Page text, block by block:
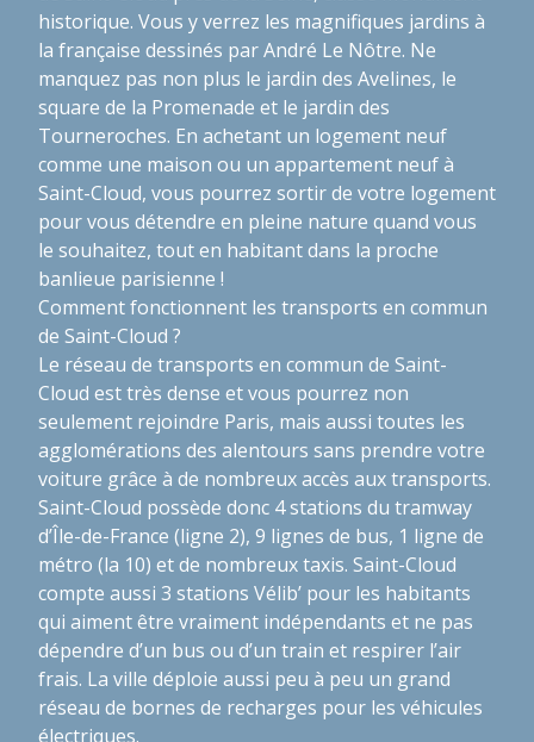
historique. Vous y verrez les magnifiques jardins à
la française dessinés par André Le Nôtre. Ne
manquez pas non plus le jardin des Avelines, le
square de la Promenade et le jardin des
Tourneroches. En achetant un logement neuf
comme une maison ou un appartement neuf à
Saint-Cloud, vous pourrez sortir de votre logement
pour vous détendre en pleine nature quand vous
le souhaitez, tout en habitant dans la proche
banlieue parisienne !
Comment fonctionnent les transports en commun
de Saint-Cloud ?
Le réseau de transports en commun de Saint-
Cloud est très dense et vous pourrez non
seulement rejoindre Paris, mais aussi toutes les
agglomérations des alentours sans prendre votre
voiture grâce à de nombreux accès aux transports.
Saint-Cloud possède donc 4 stations du tramway
d’Île-de-France (ligne 2), 9 lignes de bus, 1 ligne de
métro (la 10) et de nombreux taxis. Saint-Cloud
compte aussi 3 stations Vélib’ pour les habitants
qui aiment être vraiment indépendants et ne pas
dépendre d’un bus ou d’un train et respirer l’air
frais. La ville déploie aussi peu à peu un grand
réseau de bornes de recharges pour les véhicules
électriques.